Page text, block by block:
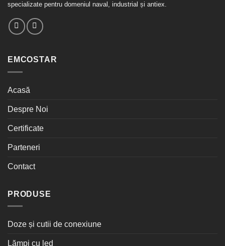
specializate pentru domeniul naval, industrial și antiex.
EMCOSTAR
Acasă
Despre Noi
Certificate
Parteneri
Contact
PRODUSE
Doze și cutii de conexiune
Lămpi cu led